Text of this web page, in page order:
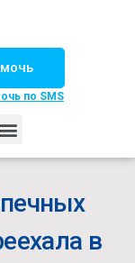
по SMS
в